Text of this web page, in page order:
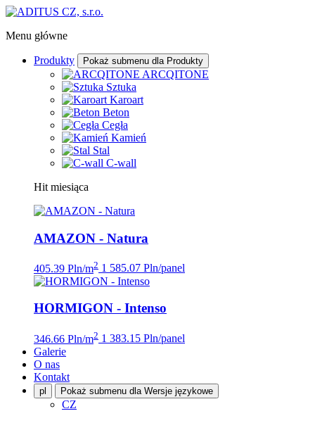
Menu główne
Produkty Pokaż submenu dla Produkty
ARCQITONE
Sztuka
Karoart
Beton
Cegła
Kamień
Stal
C-wall
Hit miesiąca
AMAZON - Natura
405.39 Pln/m2 1 585.07 Pln/panel
HORMIGON - Intenso
346.66 Pln/m2 1 383.15 Pln/panel
Galerie
O nas
Kontakt
pl Pokaż submenu dla Wersje językowe
CZ